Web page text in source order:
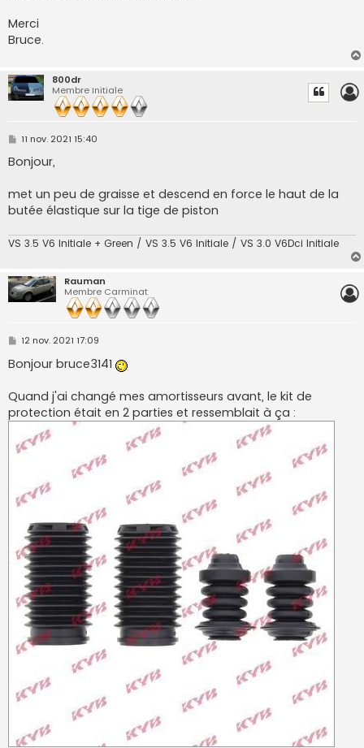
Merci
Bruce.
800dr
Membre Initiale
M
s
s
g
e
11 nov. 2021 15:40
Bonjour,
met un peu de graisse et descend en force le haut de la
butée élastique sur la tige de piston
VS 3.5 V6 Initiale + Green / VS 3.5 V6 Initiale / VS 3.0 V6Dci Initiale
Rauman
Membre Carminat
M
s
s
g
e
12 nov. 2021 17:09
Bonjour bruce3141
Quand j'ai changé mes amortisseurs avant, le kit de
protection était en 2 parties et ressemblait à ça :